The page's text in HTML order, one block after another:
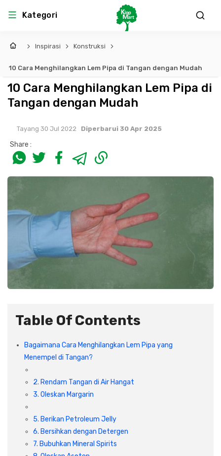
Kategori
Inspirasi Konstruksi
10 Cara Menghilangkan Lem Pipa di Tangan dengan Mudah
10 Cara Menghilangkan Lem Pipa di
Tangan dengan Mudah
Tayang 30 Jul 2022 Diperbarui 30 Apr 2025
Share :
Table Of Contents
Bagaimana Cara Menghilangkan Lem Pipa yang
Menempel di Tangan?
2. Rendam Tangan di Air Hangat
3. Oleskan Margarin
5. Berikan Petroleum Jelly
6. Bersihkan dengan Detergen
7. Bubuhkan Mineral Spirits